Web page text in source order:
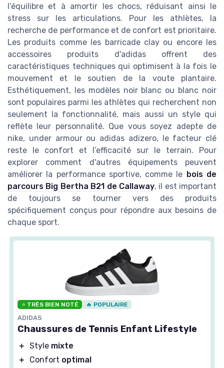
l’équilibre et à amortir les chocs, réduisant ainsi le
stress sur les articulations. Pour les athlètes, la
recherche de performance et de confort est prioritaire.
Les produits comme les barricade clay ou encore les
accessoires produits d'adidas offrent des
caractéristiques techniques qui optimisent à la fois le
mouvement et le soutien de la voute plantaire.
Esthétiquement, les modèles noir blanc ou blanc noir
sont populaires parmi les athlètes qui recherchent non
seulement la fonctionnalité, mais aussi un style qui
reflète leur personnalité. Que vous soyez adepte de
nike, under armour ou adidas adizero, le facteur clé
reste le confort et l’efficacité sur le terrain. Pour
explorer comment d'autres équipements peuvent
améliorer la performance sportive, comme le bois de
parcours Big Bertha B21 de Callaway, il est important
de toujours se tourner vers des produits
spécifiquement conçus pour répondre aux besoins de
chaque sport.
⭐ TRÈS BIEN NOTÉ 🔥 POPULAIRE
ADIDAS
Chaussures de Tennis Enfant Lifestyle
＋ Style mixte
＋
Confort optimal